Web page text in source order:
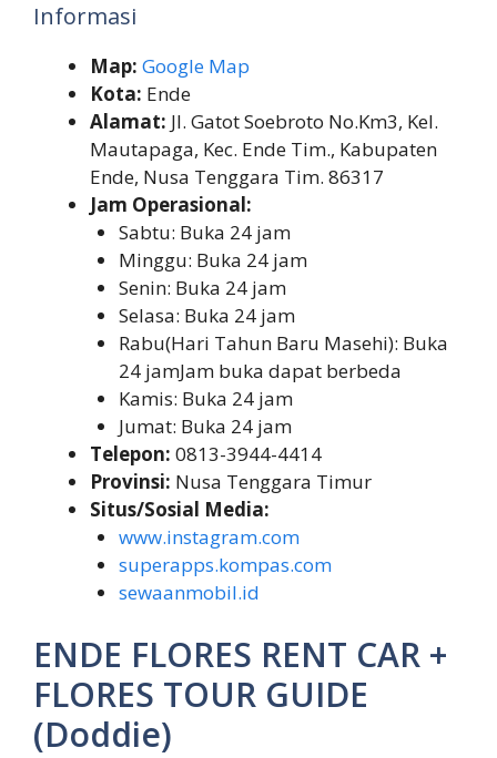
Informasi
Map: Google Map
Kota: Ende
Alamat: Jl. Gatot Soebroto No.Km3, Kel.
Mautapaga, Kec. Ende Tim., Kabupaten
Ende, Nusa Tenggara Tim. 86317
Jam Operasional:
Sabtu: Buka 24 jam
Minggu: Buka 24 jam
Senin: Buka 24 jam
Selasa: Buka 24 jam
Rabu(Hari Tahun Baru Masehi): Buka
24 jamJam buka dapat berbeda
Kamis: Buka 24 jam
Jumat: Buka 24 jam
Telepon: 0813-3944-4414
Provinsi: Nusa Tenggara Timur
Situs/Sosial Media:
www.instagram.com
superapps.kompas.com
sewaanmobil.id
ENDE FLORES RENT CAR +
FLORES TOUR GUIDE
(Doddie)